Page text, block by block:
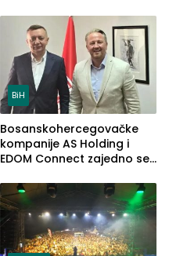
BiH
Bosanskohercegovačke
kompanije AS Holding i
EDOM Connect zajedno se